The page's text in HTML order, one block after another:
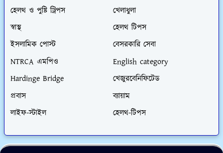
হেলথ ও পুষ্টি ট্রিপস
খেলাধুলা
স্বাস্থ
হেলথ টিপস
ইসলামিক পোস্ট
বেসরকারি সেবা
NTRCA এমপিও
English category
Hardinge Bridge
খেজুরবেনিফিটেড
প্রবাস
ব্যায়াম
লাইফ-স্টাইল
হেলথ-টিপস